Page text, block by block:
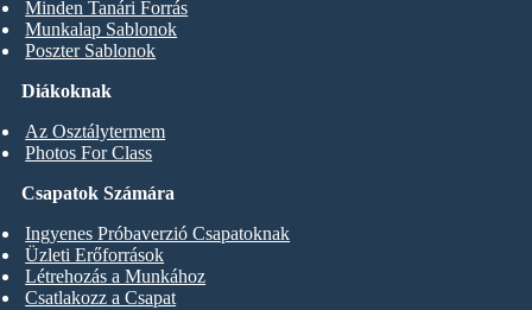
Diákoknak
Az Osztálytermem
Photos For Class
Minden Tanári Forrás
Munkalap Sablonok
Poszter Sablonok
Csapatok Számára
Ingyenes Próbaverzió Csapatoknak
Üzleti Erőforrások
Létrehozás a Munkához
Csatlakozz a Csapat